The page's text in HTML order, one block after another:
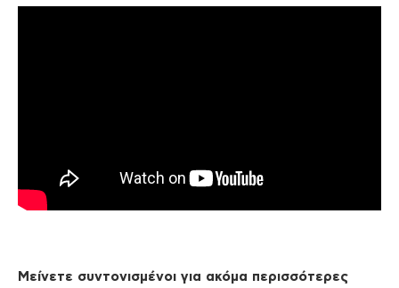
Μείνετε συντονισμένοι για ακόμα περισσότερες